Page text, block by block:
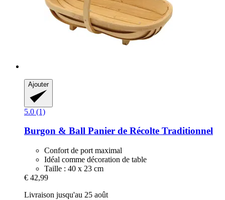
Ajouter
5.0 (1)
Burgon & Ball Panier de Récolte Traditionnel
Confort de port maximal
Idéal comme décoration de table
Taille : 40 x 23 cm
€ 42,99
Livraison jusqu'au 25 août